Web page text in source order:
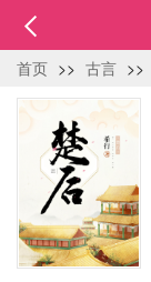
首页 >> 古言 >>